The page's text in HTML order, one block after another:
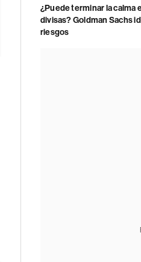
¿Puede terminar la calma
divisas? Goldman Sachs
riesgos